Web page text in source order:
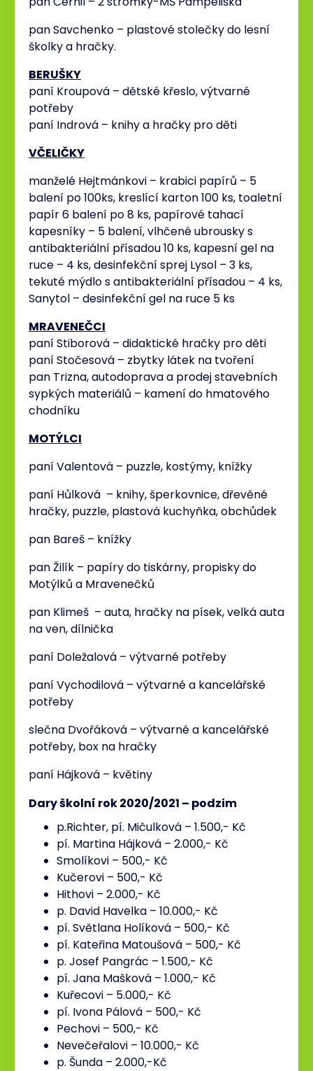
pan Savchenko – plastové stolečky do lesní
školky a hračky.
BERUŠKY
paní Kroupová – dětské křeslo, výtvarné
potřeby
paní Indrová – knihy a hračky pro děti
VČELIČKY
manželé Hejtmánkovi – krabici papírů – 5
balení po 100ks, kreslící karton 100 ks, toaletní
papír 6 balení po 8 ks, papírové tahací
kapesníky – 5 balení, vlhčené ubrousky s
antibakteriální přísadou 10 ks, kapesní gel na
ruce – 4 ks, desinfekční sprej Lysol – 3 ks,
tekuté mýdlo s antibakteriální přísadou – 4 ks,
Sanytol – desinfekční gel na ruce 5 ks
MRAVENEČCI
paní Stiborová – didaktické hračky pro děti
paní Stočesová – zbytky látek na tvoření
pan Trizna, autodoprava a prodej stavebních
sypkých materiálů – kamení do hmatového
chodníku
MOTÝLCI
paní Valentová – puzzle, kostýmy, knížky
paní Hůlková – knihy, šperkovnice, dřevěné
hračky, puzzle, plastová kuchyňka, obchůdek
pan Bareš – knížky
pan Žilík – papíry do tiskárny, propisky do
Motýlků a Mravenečků
pan Klimeš – auta, hračky na písek, velká auta
na ven, dílnička
paní Doležalová – výtvarné potřeby
paní Vychodilová – výtvarné a kancelářské
potřeby
slečna Dvořáková – výtvarné a kancelářské
potřeby, box na hračky
paní Hájková – květiny
Dary školní rok 2020/2021 – podzim
p.Richter, pí. Mičulková – 1.500,- Kč
pí. Martina Hájková – 2.000,- Kč
Smolíkovi – 500,- Kč
Kučerovi – 500,- Kč
Hithovi – 2.000,- Kč
p. David Havelka – 10.000,- Kč
pí. Světlana Holíková – 500,- Kč
pí. Kateřina Matoušová – 500,- Kč
p. Josef Pangrác – 1.500,- Kč
pí. Jana Mašková – 1.000,- Kč
Kuřecovi – 5.000,- Kč
pí. Ivona Pálová – 500,- Kč
Pechovi – 500,- Kč
Nevečeřalovi – 10.000,- Kč
p. Šunda – 2.000,-Kč